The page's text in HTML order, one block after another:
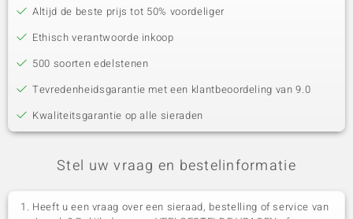
Altijd de beste prijs tot 50% voordeliger
Ethisch verantwoorde inkoop
500 soorten edelstenen
Tevredenheidsgarantie met een klantbeoordeling van 9.0
Kwaliteitsgarantie op alle sieraden
Stel uw vraag en bestelinformatie
Heeft u een vraag over een sieraad, bestelling of service van